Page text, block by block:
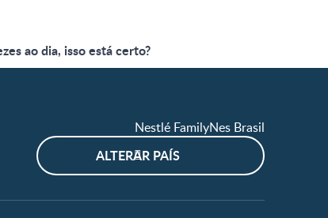
ao dia, isso está certo?
Nestlé FamilyNes Brasil
ALTERAR PAÍS